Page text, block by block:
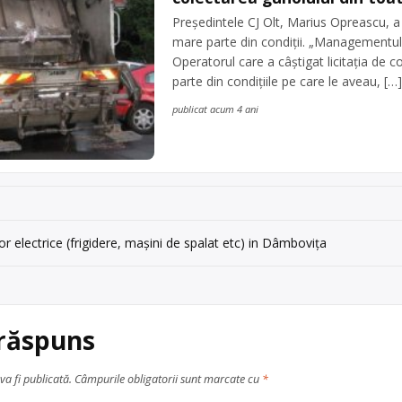
Președintele CJ Olt, Marius
mare parte din condiții.
Operatorul care a câștigat licitația de
parte din condițiile pe care le aveau, […]
publicat acum 4 ani
electrice (frigidere, mașini de spalat etc) in Dâmbovița
fi publicată. Câmpurile obligatorii sunt marcate cu *